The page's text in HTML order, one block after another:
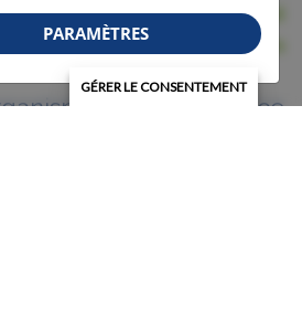
confidentialité
Crédits
de bienfaisance
PARAMÈTRES
GÉRER LE CONSENTEMENT